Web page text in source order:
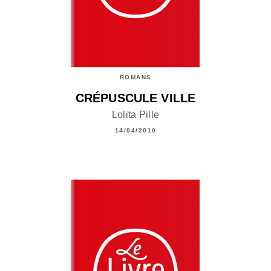
ROMANS
CRÉPUSCULE VILLE
Lolita Pille
14/04/2010